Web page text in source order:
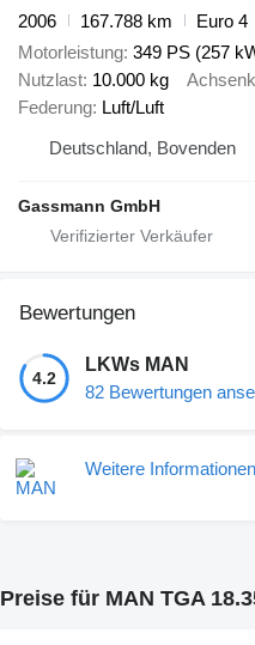
2006
167.788 km
Euro 4
Motorleistung 349 PS (257
Nutzlast 10.000 kg
Federung Luft/Luft
Deutschland, Bovenden
Gassmann GmbH
Bewertungen
4.2
LKWs MAN
82 Bewertungen
Weitere
Preise für MAN TGA